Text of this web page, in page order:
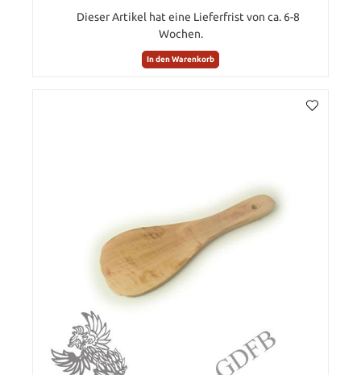
Dieser Artikel hat eine Lieferfrist von ca. 6-8
Wochen.
In den Warenkorb